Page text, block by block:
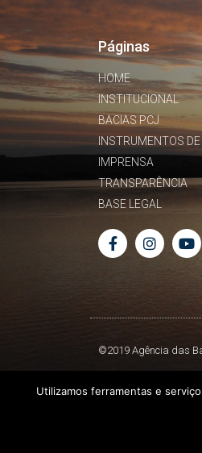
Páginas
HOME
INSTITUCIONAL
BACIAS PCJ
INSTRUMENTOS
IMPRENSA
TRANSPARÊNCIA
BASE LEGAL
©2019 Agência das
Utilizamos ferramentas e